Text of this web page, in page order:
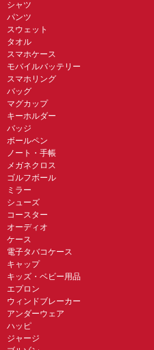
シャツ
パンツ
スウェット
タオル
スマホケース
モバイルバッテリー
スマホリング
バッグ
マグカップ
キーホルダー
バッジ
ボールペン
ノート・手帳
メガネクロス
ゴルフボール
ミラー
シューズ
コースター
オーディオ
ケース
電子タバコケース
キャップ
キッズ・ベビー用品
エプロン
ウィンドブレーカー
アンダーウェア
ハッピ
ジャージ